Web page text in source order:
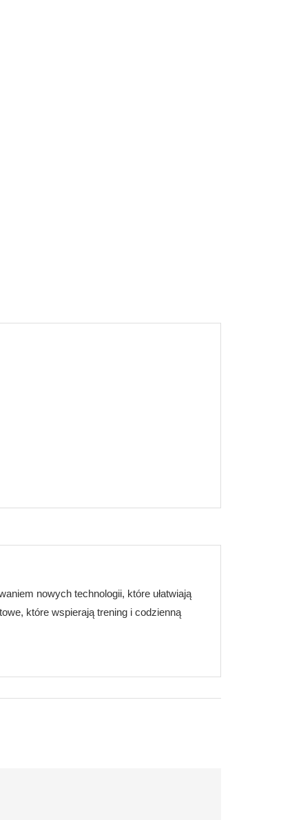
nowych technologii, które ułatwiają
które wspierają trening i codzienną